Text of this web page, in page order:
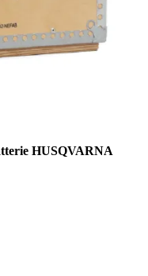
HUSQVARNA